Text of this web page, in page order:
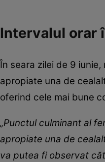
Intervalul orar
În seara zilei de 9
apropiate una de
oferind cele mai bune
„Punctul culminant al
apropiate una de
va putea fi observat